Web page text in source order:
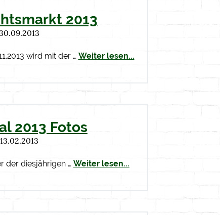
2013
wird mit der … Weiter lesen...
2013 Fotos
13.02.2013
der diesjährigen … Weiter lesen...